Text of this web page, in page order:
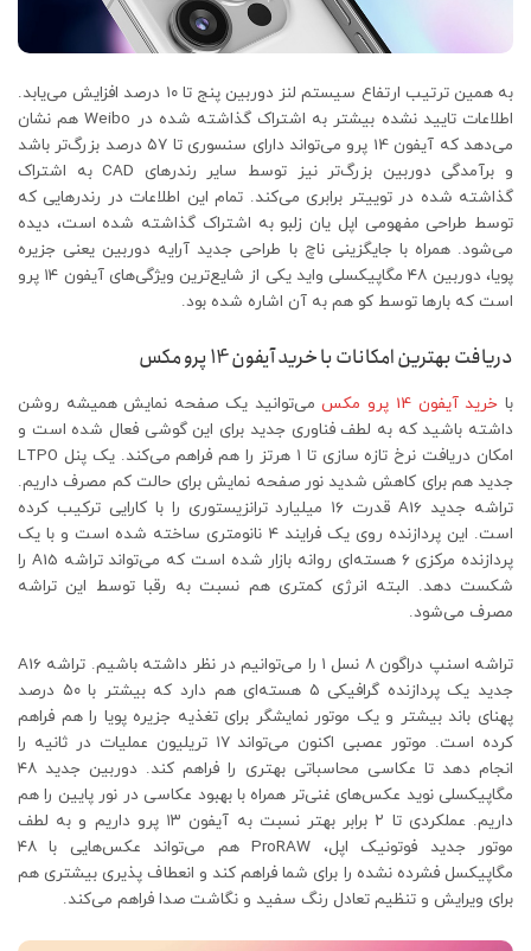
به همین ترتیب ارتفاع سیستم لنز دوربین پنج تا ۱۰ درصد افزایش می‌یابد.
اطلاعات تایید نشده بیشتر به اشتراک گذاشته شده در Weibo هم نشان
می‌دهد که آیفون 14 پرو می‌تواند دارای سنسوری تا ۵۷ درصد بزرگ‌تر باشد
و برآمدگی دوربین بزرگ‌تر نیز توسط سایر رندرهای CAD به اشتراک
گذاشته شده در توییتر برابری می‌کند. تمام این اطلاعات در رندرهایی که
توسط طراحی مفهومی اپل یان زلبو به اشتراک گذاشته شده است، دیده
می‌شود. همراه با جایگزینی ناچ با طراحی جدید آرایه دوربین یعنی جزیره
پویا، دوربین ۴۸ مگاپیکسلی واید یکی از شایع‌ترین ویژگی‌های آیفون ۱۴ پرو
است که بارها توسط کو هم به آن اشاره شده بود.
دریافت بهترین امکانات با خرید آیفون 14 پرو مکس
با خرید آیفون 14 پرو مکس
می‌توانید یک صفحه نمایش همیشه روشن
داشته باشید که به لطف فناوری جدید برای این گوشی فعال شده است و
امکان دریافت نرخ تازه سازی تا ۱ هرتز را هم فراهم می‌کند. یک پنل LTPO
جدید هم برای کاهش شدید نور صفحه نمایش برای حالت کم مصرف داریم.
تراشه جدید A16 قدرت ۱۶ میلیارد ترانزیستوری را با کارایی ترکیب کرده
است. این پردازنده روی یک فرایند ۴ نانومتری ساخته شده است و با یک
پردازنده مرکزی ۶ هسته‌ای روانه بازار شده است که می‌تواند تراشه A15 را
شکست دهد. البته انرژی کمتری هم نسبت به رقبا توسط این تراشه
مصرف می‌شود.
تراشه اسنپ دراگون ۸ نسل ۱ را می‌توانیم در نظر داشته باشیم. تراشه A16
جدید یک پردازنده گرافیکی ۵ هسته‌ای هم دارد که بیشتر با ۵۰ درصد
پهنای باند بیشتر و یک موتور نمایشگر برای تغذیه جزیره پویا را هم فراهم
کرده است. موتور عصبی اکنون می‌تواند ۱۷ تریلیون عملیات در ثانیه را
انجام دهد تا عکاسی محاسباتی بهتری را فراهم کند. دوربین جدید ۴۸
مگاپیکسلی نوید عکس‌های غنی‌تر همراه با بهبود عکاسی در نور پایین را هم
داریم. عملکردی تا ۲ برابر بهتر نسبت به آیفون ۱۳ پرو داریم و به لطف
موتور جدید فوتونیک اپل، ProRAW هم می‌تواند عکس‌هایی با ۴۸
مگاپیکسل فشرده نشده را برای شما فراهم کند و انعطاف پذیری بیشتری هم
برای ویرایش و تنظیم تعادل رنگ سفید و نگاشت صدا فراهم می‌کند.